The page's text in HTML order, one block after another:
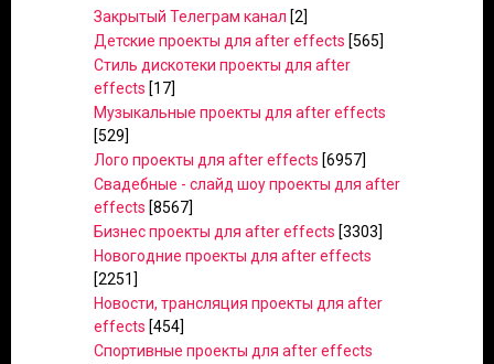
Закрытый Телеграм канал [2]
Детские проекты для after effects [565]
Стиль дискотеки проекты для after
effects [17]
Музыкальные проекты для after effects
[529]
Лого проекты для after effects [6957]
Свадебные - слайд шоу проекты для after
effects [8567]
Бизнес проекты для after effects [3303]
Новогодние проекты для after effects
[2251]
Новости, трансляция проекты для after
effects [454]
Спортивные проекты для after effects